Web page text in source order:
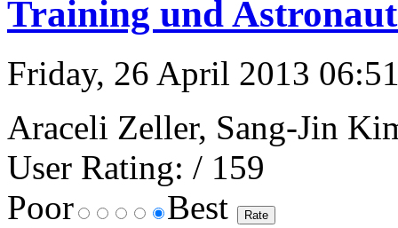
Training und
Friday, 26 April 2013
Araceli Zeller, Sang-Jin
User Rating: / 159
Poor
Best